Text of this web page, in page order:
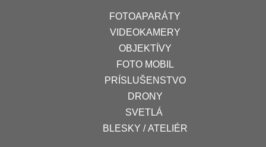
FOTOAPARÁTY
VIDEOKAMERY
OBJEKTÍVY
FOTO MOBIL
PRÍSLUŠENSTVO
DRONY
SVETLÁ
BLESKY / ATELIÉR